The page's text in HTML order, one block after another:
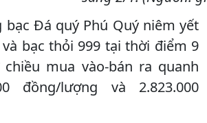
bạc Đá quý Phú Quý niêm yết
bạc thỏi 999 tại thời điểm 9
mua vào-bán ra quanh
đồng/lượng và 2.823.000